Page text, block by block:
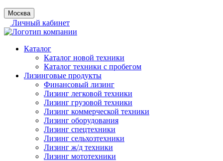
Москва
Личный кабинет
Каталог
Каталог новой техники
Каталог техники с пробегом
Лизинговые продукты
Финансовый лизинг
Лизинг легковой техники
Лизинг грузовой техники
Лизинг коммерческой техники
Лизинг оборудования
Лизинг спецтехники
Лизинг сельхозтехники
Лизинг ж/д техники
Лизинг мототехники